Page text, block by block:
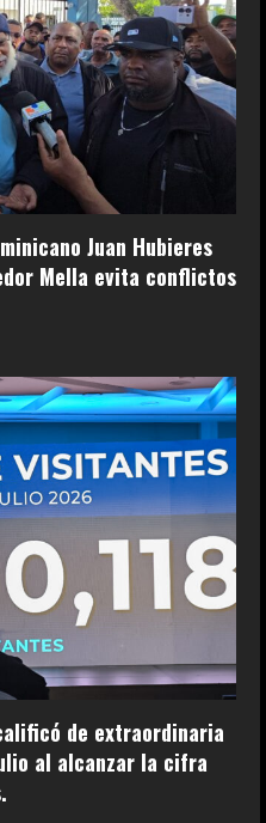
Juan Hubieres
Mella evita conflictos
de extraordinaria
al alcanzar la cifra